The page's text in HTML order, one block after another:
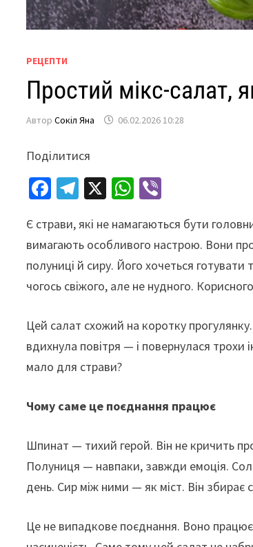
РЕЦЕПТИ
Простий мікс-салат,
АвторСокіл Яна 06.02.2026 10:28
Поділитися
Fa
b
o
o
k
Te
gr
a
m
X
W
at
sA
p
p
er
Є страви, які не намагаються бути
вимагають особливого настрою. Вони
полуниці й сиру. Його хочеться
чогось свіжого, але не нудного.
Цей салат схожий на коротку
вдихнула повітря — і повернулася
мало для страви?
Чому саме це поєднання працює
Шпинат — тихий герой. Він не кричить
Полуниця — навпаки, завжди емоція.
день. Сир між ними — як міст. Він
Це не випадкове поєднання. Воно працює